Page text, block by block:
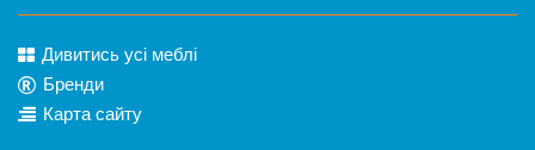
Дивитись усі меблі
Бренди
Карта сайту